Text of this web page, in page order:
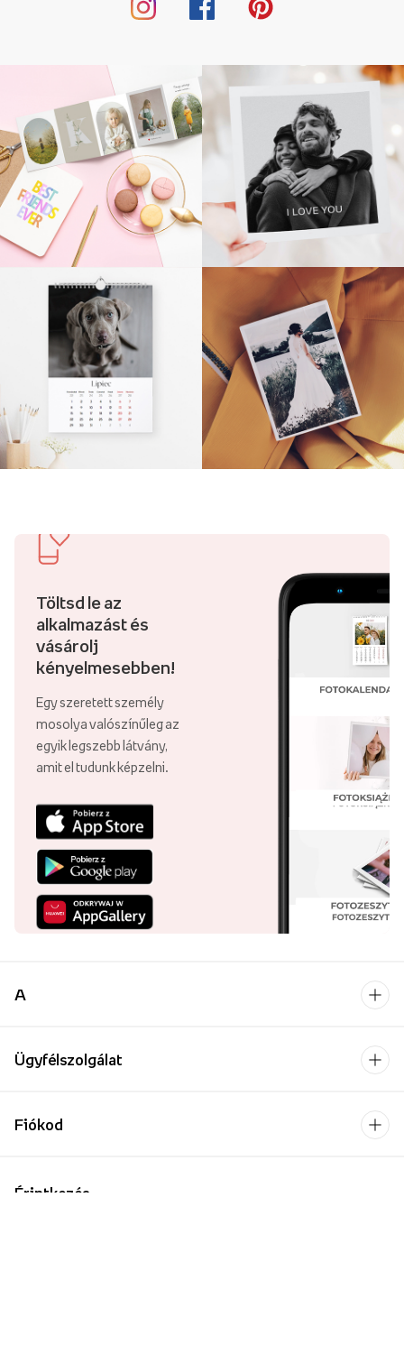
Töltsd le az
alkalmazást és
vásárolj
kényelmesebben!
Egy szeretett személy
mosolya valószínűleg az
egyik legszebb látvány,
amit el tudunk képzelni.
A
Ügyfélszolgálat
Érintkezés
Fiókod